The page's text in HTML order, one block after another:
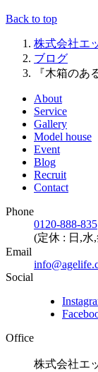
Back to top
株式会社エ
ブログ
『木箱のあ
About
Service
Gallery
Model house
Event
Blog
Recruit
Contact
Phone
0120-888-835
(定休 : 日,水
Email
Social
Office
株式会社エ